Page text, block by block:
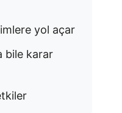
yol açar
bile karar